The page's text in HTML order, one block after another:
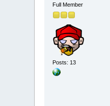
Full Member
Posts: 13